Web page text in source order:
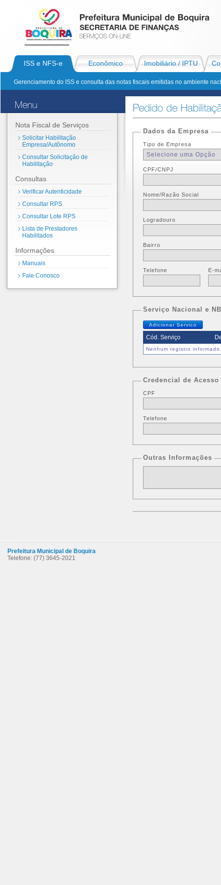
ISS e NFS-e
Gerenciamento do ISS e consulta das notas fiscais emitidas no ambiente
Econômico Imobiliário / IPTU
Dados da Empresa
Tipo de Empresa
CPF/CNPJ
Nome/Razão Social
Logradouro
Bairro
Telefone E-
Serviço Nacional e
Adicionar Servico
Cód. Serviço
Nenhum registro
Credencial de
CPF
Telefone
Outras Informações
Nota Fiscal de Serviços
Solicitar Habilitação
Empresa/Autônomo
Consultar Solicitação de
Habilitação
Consultas
Verificar Autenticidade
Consultar RPS
Consultar Lote RPS
Lista de Prestadores
Habilitados
Informações
Manuais
Fale Conosco
Prefeitura Municipal de Boquira
Telefone: (77) 3645-2021